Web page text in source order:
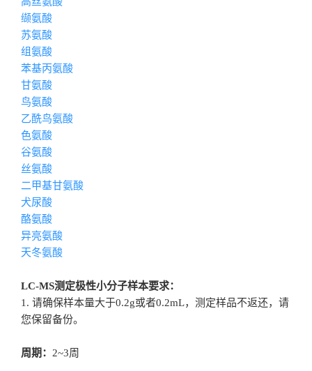
缬氨酸
苏氨酸
组氨酸
苯基丙氨酸
甘氨酸
鸟氨酸
乙酰鸟氨酸
色氨酸
谷氨酸
丝氨酸
二甲基甘氨酸
犬尿酸
酪氨酸
异亮氨酸
天冬氨酸
LC-MS测定极性小分子样本要求：
1. 请确保样本量大于0.2g或者0.2mL，测定样品不返还，请
您保留备份。
周期： 2~3周